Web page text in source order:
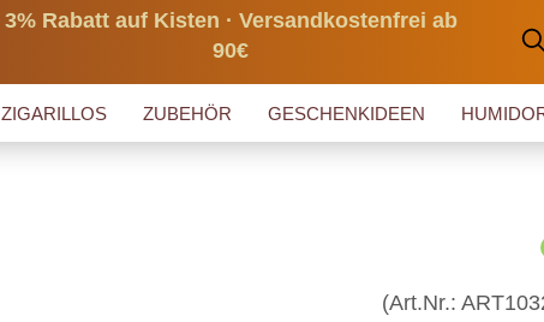
3% Rabatt auf Kisten · Versandkostenfrei ab
90€
ZIGARILLOS ZUBEHÖR GESCHENKIDEEN
(Art.Nr.: